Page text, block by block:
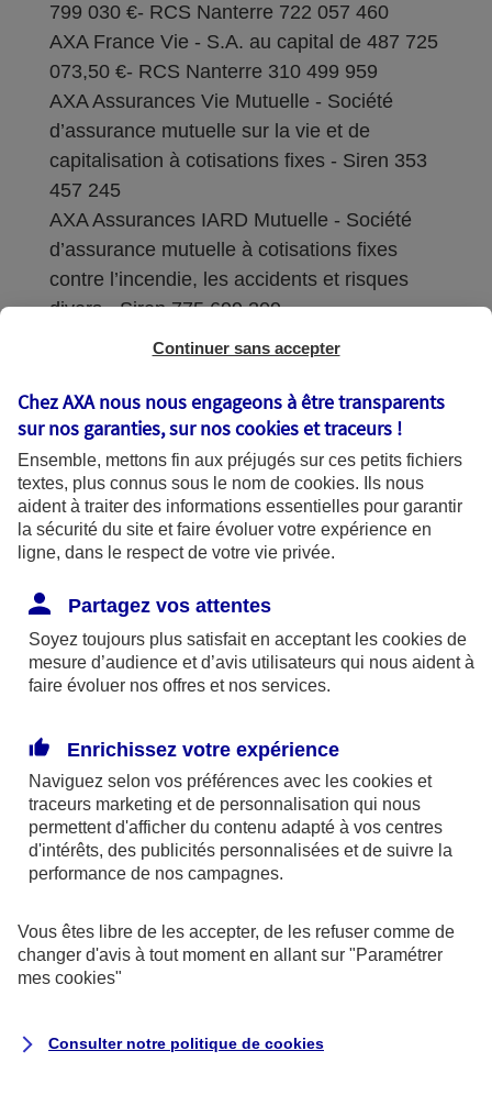
799 030 €- RCS Nanterre 722 057 460
AXA France Vie - S.A. au capital de 487 725
073,50 €- RCS Nanterre 310 499 959
AXA Assurances Vie Mutuelle - Société
d’assurance mutuelle sur la vie et de
capitalisation à cotisations fixes - Siren 353
457 245
AXA Assurances IARD Mutuelle - Société
d’assurance mutuelle à cotisations fixes
contre l’incendie, les accidents et risques
divers - Siren 775 699 309
Sièges sociaux : 313 Terrasses de l’Arche –
Coordonnées de l'Autorité de contrôle
prudentiel et de résolution (ACPR) : - 4
Place de Budapest - CS 92459 - 75436
Paris Cedex 09. Le détail des procédures de
recours et de réclamation et les
disponibles sur le site axa.fr.
AXA France IARD et AXA France Vie sont
mandataires exclusifs en opérations de
246 et n°13 005 764 (consultable
surwww.orias.fr)
AXA Assistance France Assurances,
S.A au capital de 51 429 430,40 €,
Siège social :
8-10, rue Paul Vaillant Couturier
Continuer sans accepter
Chez AXA nous nous engageons à être transparents
sur nos garanties, sur noscookies et traceurs !
Ensemble, mettons fin aux préjugés sur ces petits fichiers
textes, plus connus sous le nom de cookies. Ils nous
aident à traiter des informations essentielles pour garantir
la sécurité du site et faire évoluer votre expérience en
ligne, dans le respect de votre vie privée.
Partagez vos attentes
Soyez toujours plus satisfait en acceptant les cookies de
mesure d’audience et d’avis utilisateurs qui nous aident à
faire évoluer nos offres et nos services.
Enrichissez votre expérience
Naviguez selon vos préférences avec les cookies et
traceurs marketing et de personnalisation qui nous
permettent d'afficher du contenu adapté à vos centres
d'intérêts, des publicités personnalisées et de suivre la
performance de nos campagnes.
Vous êtes libre de les accepter, de les refuser comme de
changer d'avis à tout moment en allant sur "Paramétrer
mes cookies"
Consulter notre politique de cookies